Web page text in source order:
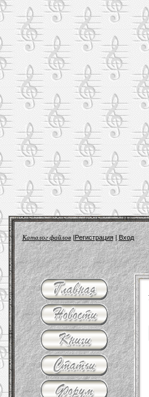
Каталог файлов|Регистрация|Вход